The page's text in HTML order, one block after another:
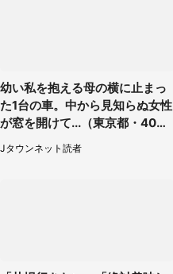
幼い私を抱える母の横に止まっ
た1台の車。中から見知らぬ女性
が窓を開けて...（東京都・40代
Jタウンネット読者